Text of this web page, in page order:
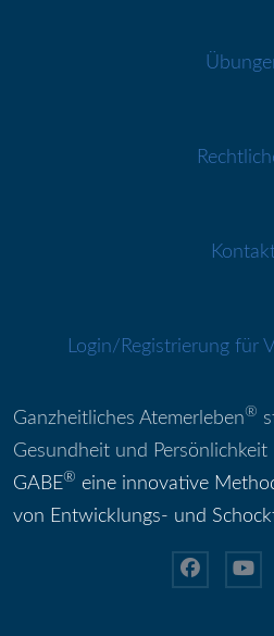
Login/Registrierung für
Ganzheitliches Atemerleben®
Gesundheit und Persönlichkeit
GABE® eine innovative
von Entwicklungs- und